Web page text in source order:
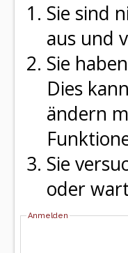
Sie sind
aus und
Sie
Dies
ändern
Sie
oder
Anmelden